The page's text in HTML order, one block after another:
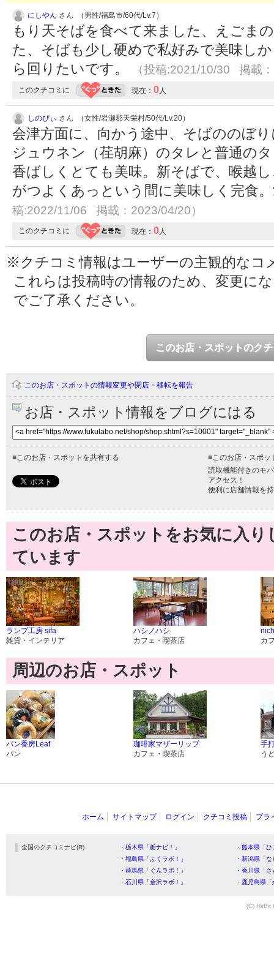
にしやん さん （男性/福島市/60代/Lv.7）
もり天そばを食べて来ました、えごま
た、そばも少し硬めで私好みで美味し
ら回りたいです。
（投稿:2021/10/30 掲載
このクチコミに 現在： 0 人
しのぴぃ さん （女性/岩瀬郡天栄村/50代/Lv.20）
会津方面に、向かう途中、そばののぼ
ジュウネン（荏胡麻）のタレと普通の
香ばしくとても美味。新そばで、喉越
がつよくあっという間に美味しく完食
稿:2022/11/06 掲載：2023/04/20）
このクチコミに 現在： 0 人
※クチコミ情報はユーザーの主観的なコ
これらは投稿時の情報のため、変更に
でご了承ください。
このお店・スポットのク
このお店・スポットの情報変更や閉店・移転を報告
お店・スポット情報をブログにはる
■ このお店・スポットを共有する ■ このお店・スポ
読取機能付きのモ
アクセス！
便利に店舗情報を
このお店・スポットをお気に入
ています
ランプ工房 sifa
雑貨・インテリア
ハシノハシ
カフェ・喫茶店
カ
周辺のお店・スポット
パン香房Leaf
パン
珈琲家マザーリップ
カフェ・喫茶店
手
う
ホーム サイトマップ ログイン クチコミ投稿 プラ
全国のクチコミナビ(R) ・栃木県「栃ナビ！」
・熊本県「
・福島県「ふくラボ！」
・新潟県「
・群馬県「ぐんラボ！」
・香川県「
・石川県「金沢ラボ！」
・鹿児島県
(C) HitBit